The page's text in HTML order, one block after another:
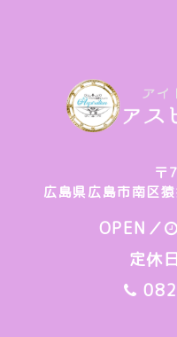
〒
広島県広島市南区
OPEN／
定休